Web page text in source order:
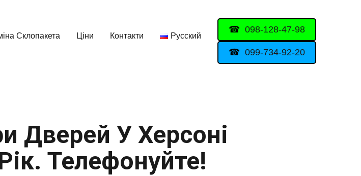
Склопакета Ціни Контакти Русский
098-128-47-98
099-734-92-20
Дверей У Херсоні
Телефонуйте!